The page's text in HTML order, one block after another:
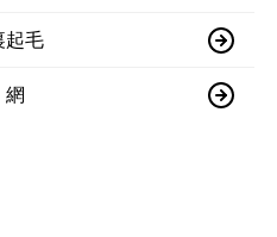
起毛
網